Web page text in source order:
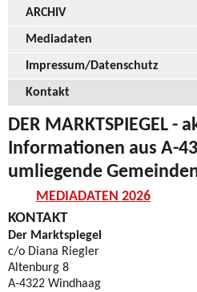
ARCHIV
Mediadaten
Impressum/Datenschutz
Kontakt
DER MARKTSPIEGEL -
Informationen aus A-
umliegende
MEDIADATEN 2026
KONTAKT
Der Marktspiegel
c/o Diana Riegler
Altenburg 8
A-4322 Windhaag